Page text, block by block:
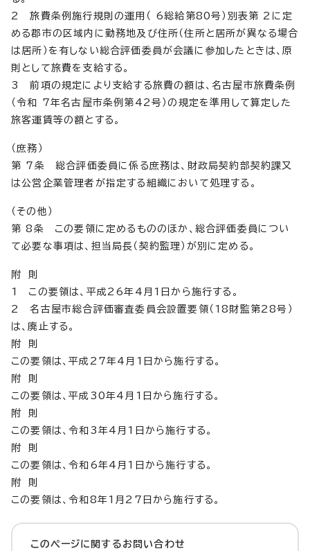
2 旅費条例施行規則の運用（ 6総給第80号）別表第 2に定
める郡市の区域内に勤務地及び住所（住所と居所が異なる場合
は居所）を有しない総合評価委員が会議に参加したときは、原
則として旅費を支給する。
3 前項の規定により支給する旅費の額は、名古屋市旅費条例
（令和 7年名古屋市条例第42号）の規定を準用して算定した
旅客運賃等の額とする。
（庶務）
第 7条 総合評価委員に係る庶務は、財政局契約部契約課又
は公営企業管理者が指定する組織において処理する。
（その他）
第 8条 この要領に定めるもののほか、総合評価委員につい
て必要な事項は、担当局長（契約監理）が別に定める。
附 則
1 この要領は、平成26年4月1日から施行する。
2 名古屋市総合評価審査委員会設置要領（18財監第28号）
は、廃止する。
附 則
この要領は、平成27年4月1日から施行する。
附 則
この要領は、平成30年4月1日から施行する。
附 則
この要領は、令和3年4月1日から施行する。
附 則
この要領は、令和6年4月1日から施行する。
附 則
この要領は、令和8年1月27日から施行する。
このページに関する お問い合わせ